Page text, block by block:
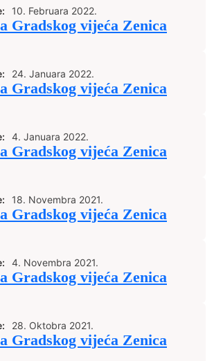
10. Februara 2022.
Gradskog vijeća Zenica
24. Januara 2022.
Gradskog vijeća Zenica
4. Januara 2022.
Gradskog vijeća Zenica
18. Novembra 2021.
Gradskog vijeća Zenica
4. Novembra 2021.
Gradskog vijeća Zenica
28. Oktobra 2021.
Gradskog vijeća Zenica